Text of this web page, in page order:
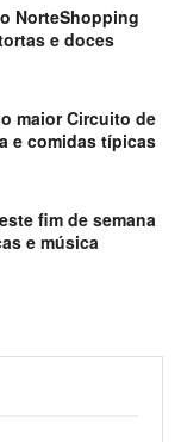
NorteShopping
e doces
maior Circuito de
e comidas típicas
fim de semana
e música